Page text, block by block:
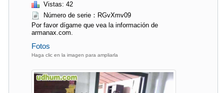
Vistas: 42
Número de serie：RGvXmv09
Por favor dígame que vea la información de
armanax.com.
Fotos
Haga clic en la imagen para ampliarla